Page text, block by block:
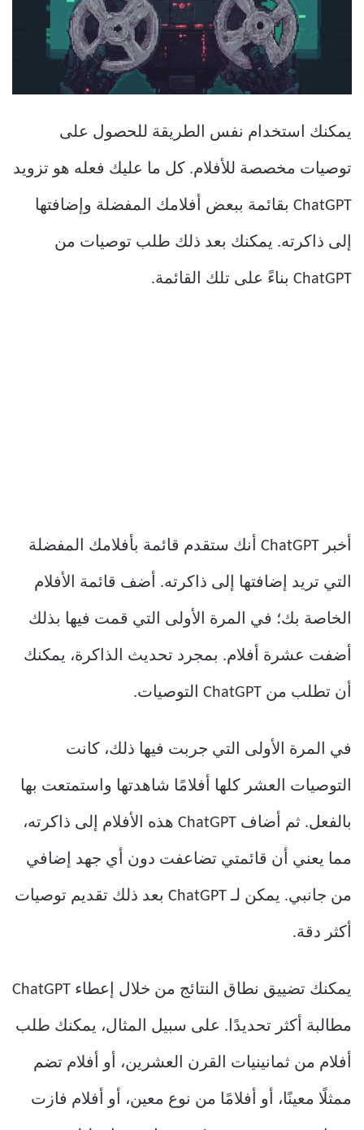
يمكنك استخدام نفس الطريقة للحصول على
توصيات مخصصة للأفلام. كل ما عليك فعله هو تزويد
ChatGPT بقائمة ببعض أفلامك المفضلة وإضافتها
إلى ذاكرته. يمكنك بعد ذلك طلب توصيات من
ChatGPT بناءً على تلك القائمة.
أخبر ChatGPT أنك ستقدم قائمة بأفلامك المفضلة
التي تريد إضافتها إلى ذاكرته. أضف قائمة الأفلام
الخاصة بك؛ في المرة الأولى التي قمت فيها بذلك
أضفت عشرة أفلام. بمجرد تحديث الذاكرة، يمكنك
أن تطلب من ChatGPT التوصيات.
في المرة الأولى التي جربت فيها ذلك، كانت
التوصيات العشر كلها أفلامًا شاهدتها واستمتعت بها
بالفعل. ثم أضاف ChatGPT هذه الأفلام إلى ذاكرته،
مما يعني أن قائمتي تضاعفت دون أي جهد إضافي
من جانبي. يمكن لـ ChatGPT بعد ذلك تقديم توصيات
أكثر دقة.
يمكنك تضييق نطاق النتائج من خلال إعطاء ChatGPT
مطالبة أكثر تحديدًا. على سبيل المثال، يمكنك طلب
أفلام من ثمانينيات القرن العشرين، أو أفلام تضم
ممثلًا معينًا، أو أفلامًا من نوع معين، أو أفلام فازت